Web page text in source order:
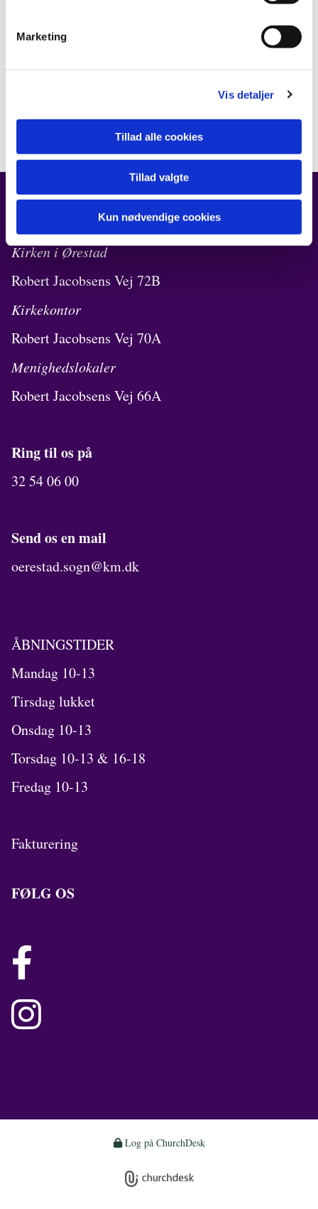
Marketing
Vis detaljer
Tillad alle cookies
Tillad valgte
Kun nødvendige cookies
Kirken i Ørestad
Robert Jacobsens Vej 72B
Kirkekontor
Robert Jacobsens Vej 70A
Menighedslokaler
Robert Jacobsens Vej 66A
Ring til os på
32 54 06 00
Send os en mail
oerestad.sogn@km.dk
ÅBNINGSTIDER
Mandag 10-13
Tirsdag lukket
Onsdag 10-13
Torsdag 10-13 & 16-18
Fredag 10-13
Fakturering
FØLG OS


Log på ChurchDesk